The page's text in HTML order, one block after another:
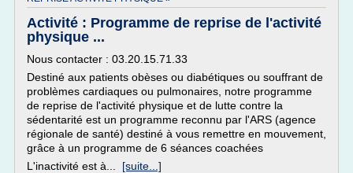
Activité : Programme de reprise de l'activité
physique ...
Nous contacter : 03.20.15.71.33
Destiné aux patients obèses ou diabétiques ou souffrant de
problèmes cardiaques ou pulmonaires, notre programme
de reprise de l'activité physique et de lutte contre la
sédentarité est un programme reconnu par l'ARS (agence
régionale de santé) destiné à vous remettre en mouvement,
grâce à un programme de 6 séances coachées
L'inactivité est à... [suite...]